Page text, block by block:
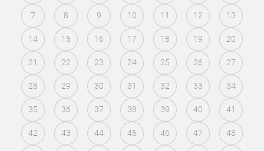
7 8 9 10 11 12 13
14 15 16 17 18 19 20
21 22 23 24 25 26 27
28 29 30 31 32 33 34
35 36 37 38 39 40 41
42 43 44 45 46 47 48